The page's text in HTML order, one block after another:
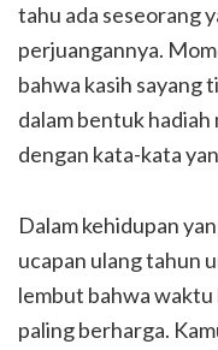
tahu ada seseorang
perjuangannya.
bahwa kasih sayang
dalam bentuk
dengan kata-kata
Dalam kehidupan
ucapan ulang tahun
lembut bahwa waktu
paling berharga.